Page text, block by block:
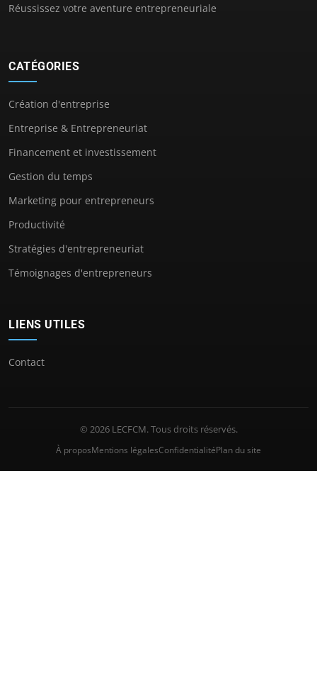
Réussissez votre aventure entrepreneuriale
CATÉGORIES
Création d'entreprise
Entreprise & Entrepreneuriat
Financement et investissement
Gestion du temps
Marketing pour entrepreneurs
Productivité
Stratégies d'entrepreneuriat
Témoignages d'entrepreneurs
LIENS UTILES
Contact
© 2026 LECFCM. Tous droits réservés.
À proposMentions légalesConfidentialitéPlan du site